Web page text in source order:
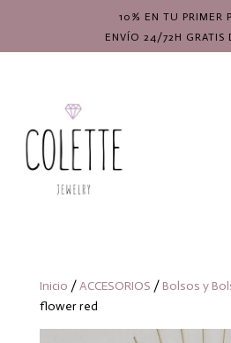
10% EN TU PRIMER
ENVÍO 24/72H GRATIS
Inicio /ACCESORIOS / Bolsos y
flower red